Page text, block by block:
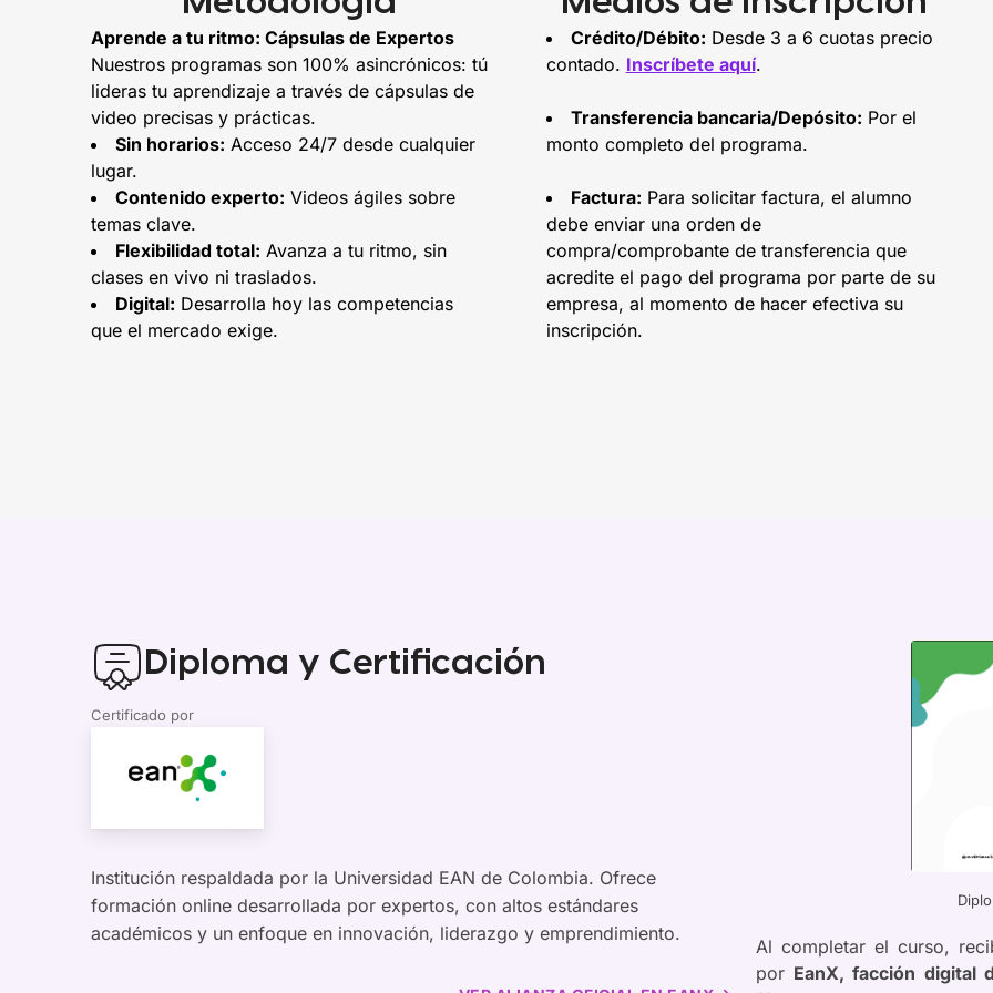
Aprende a tu ritmo: Cápsulas de Expertos
Nuestros programas son 100% asincrónicos: tú
lideras tu aprendizaje a través de cápsulas de
video precisas y prácticas.
Sin horarios: Acceso 24/7 desde cualquier
lugar.
Contenido experto: Videos ágiles sobre
temas clave.
Flexibilidad total: Avanza a tu ritmo, sin
clases en vivo ni traslados.
Digital: Desarrolla hoy las competencias
que el mercado exige.
Crédito/Débito: Desde 3 a 6 cuotas precio
contado. Inscríbete aquí.
Transferencia bancaria/Depósito: Por el
monto completo del programa.
Factura: Para solicitar factura, el alumno
debe enviar una orden de
compra/comprobante de transferencia que
acredite el pago del programa por parte de su
empresa, al momento de hacer efectiva su
inscripción.
Diploma y Certificación
Certificado por
Institución respaldada por la Universidad EAN de Colombia. Ofrece
formación online desarrollada por expertos, con altos estándares
académicos y un enfoque en innovación, liderazgo y emprendimiento.
Al completar el curso,
por EanX, facción digital